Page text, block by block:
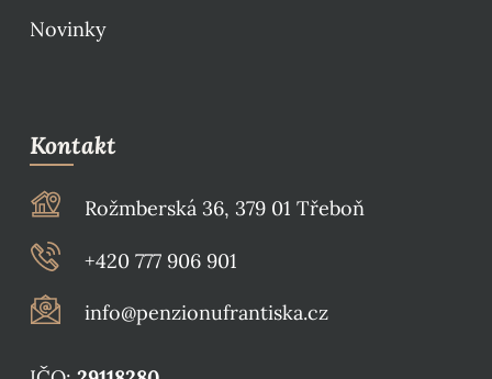
Novinky
Kontakt
Rožmberská 36, 379 01 Třeboň
+420 777 906 901
info@penzionufrantiska.cz